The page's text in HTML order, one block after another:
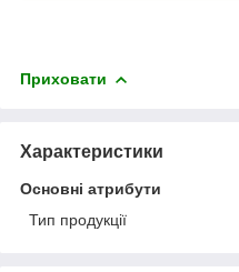
Приховати
Характеристики
Основні атрибути
Тип продукції